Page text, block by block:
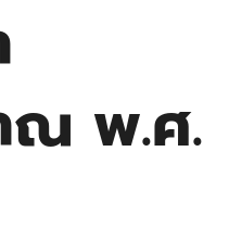
ณ พ.ศ.